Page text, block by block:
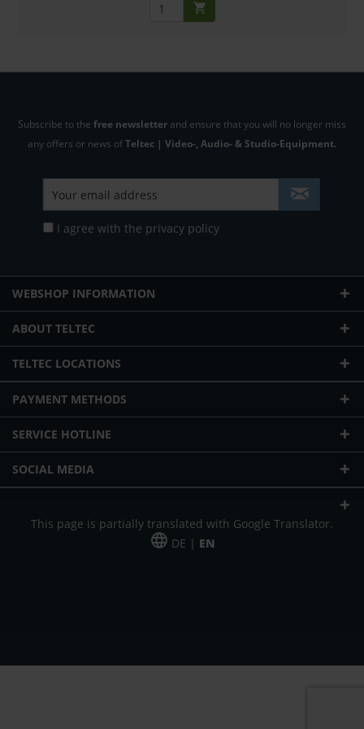
Subscribe to the free newsletter and ensure that you will no longer miss
any offers or news ofTeltec | Video-, Audio- & Studio-Equipment.
I agree with the privacy policy
WEBSHOP INFORMATION
ABOUT TELTEC
TELTEC LOCATIONS
PAYMENT METHODS
SERVICE HOTLINE
SOCIAL MEDIA
This page is partially translated with Google Translator.
DE | EN